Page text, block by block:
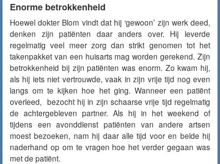
Enorme betrokkenheid
Hoewel dokter Blom vindt dat hij ‘gewoon’ zijn werk deed,
denken zijn patiënten daar anders over. Hij leverde
regelmatig veel meer zorg dan strikt genomen tot het
takenpakket van een huisarts mag worden gerekend. Zijn
betrokkenheid bij zijn patiënten was enorm. Zo kwam hij,
als hij iets niet vertrouwde, vaak in zijn vrije tijd nog even
langs om te kijken hoe het ging. Wanneer een patiënt
overleed, bezocht hij in zijn schaarse vrije tijd regelmatig
de achtergebleven partner. Als hij in het weekend of
tijdens een avonddienst patiënten van andere artsen
moest bezoeken, nam hij daar alle tijd voor en belde hij
naderhand op om te vragen hoe het verder gegaan was
met de patiënt.